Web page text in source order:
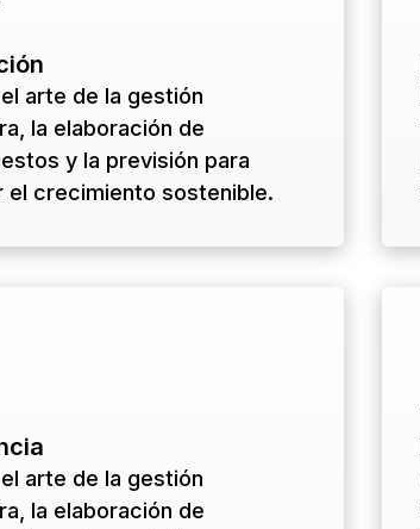
arte de la gestión
la elaboración de
y la previsión para
el crecimiento sostenible.
arte de la gestión
la elaboración de